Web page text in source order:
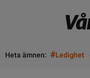
Heta ämnen: #Ledighet